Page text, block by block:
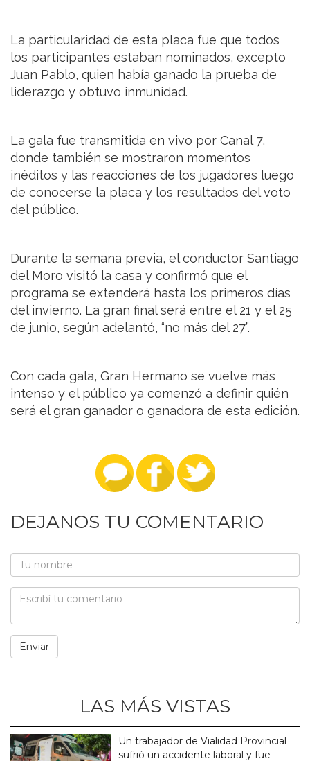
La particularidad de esta placa fue que todos
los participantes estaban nominados, excepto
Juan Pablo, quien había ganado la prueba de
liderazgo y obtuvo inmunidad.
La gala fue transmitida en vivo por Canal 7,
donde también se mostraron momentos
inéditos y las reacciones de los jugadores luego
de conocerse la placa y los resultados del voto
del público.
Durante la semana previa, el conductor Santiago
del Moro visitó la casa y confirmó que el
programa se extenderá hasta los primeros días
del invierno. La gran final será entre el 21 y el 25
de junio, según adelantó, “no más del 27”.
Con cada gala, Gran Hermano se vuelve más
intenso y el público ya comenzó a definir quién
será el gran ganador o ganadora de esta edición.
DEJANOS TU COMENTARIO
LAS MÁS VISTAS
Un trabajador de Vialidad Provincial
sufrió un accidente laboral y fue